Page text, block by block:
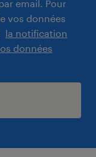
email. Pour
vos données
la notification
données